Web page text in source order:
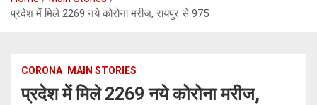
प्रदेश में मिले 2269 नये कोरोना मरीज, रायपुर से 975
CORONA MAIN STORIES
प्रदेश में मिले 2269 नये कोरोना मरीज,